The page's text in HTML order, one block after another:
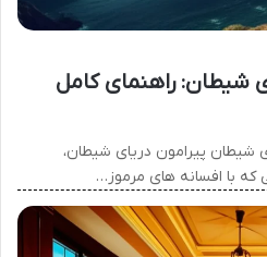
شیطان: راهنمای کامل
شیطان پیرامون دریای شیطان،
که با افسانه های مرموز…